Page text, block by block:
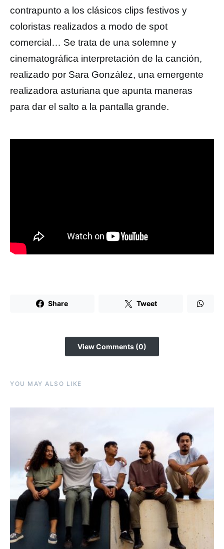
contrapunto a los clásicos clips festivos y
coloristas realizados a modo de spot
comercial… Se trata de una solemne y
cinematográfica interpretación de la canción,
realizado por Sara González, una emergente
realizadora asturiana que apunta maneras
para dar el salto a la pantalla grande.
Share Tweet
View Comments (0)
YOU MAY ALSO LIKE